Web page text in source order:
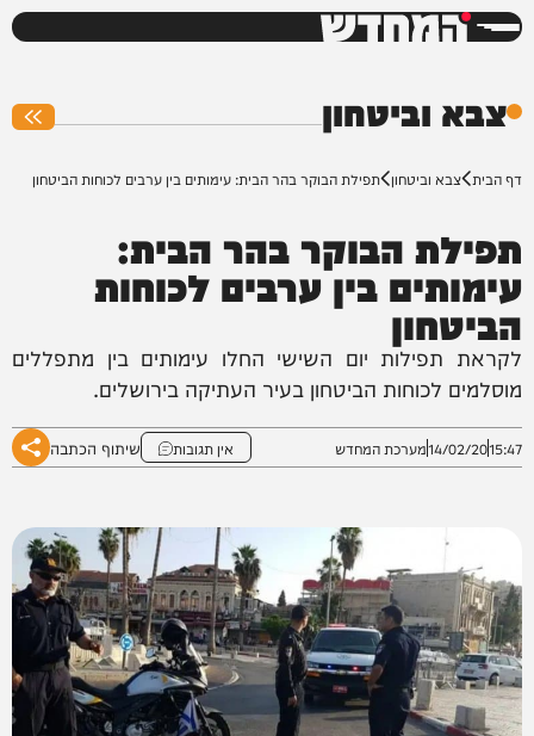
המחדש
צבא וביטחון
דף הבית צבא וביטחון תפילת הבוקר בהר הבית: עימותים בין ערבים לכוחות הביטחון
תפילת הבוקר בהר הבית:
עימותים בין ערבים לכוחות
הביטחון
לקראת תפילות יום השישי החלו עימותים בין מתפללים
מוסלמים לכוחות הביטחון בעיר העתיקה בירושלים.
15:47
14/02/20מערכת המחדש אין תגובות שיתוף הכתבה